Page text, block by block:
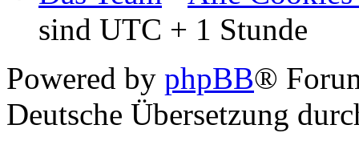
sind UTC + 1 Stunde
Powered by phpBB®
Deutsche Übersetzung